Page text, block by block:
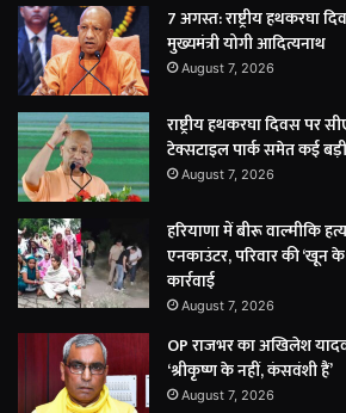
7 अगस्त: राष्ट्रीय हथकरघा
मुख्यमंत्री योगी आदित्यनाथ
August 7, 2026
राष्ट्रीय हथकरघा दिवस पर
टेक्सटाइल पार्क समेत कई
August 7, 2026
हरियाणा में बीरू वाल्मीकि
एनकाउंटर, परिवार की ‘खून
कार्रवाई
August 7, 2026
OP राजभर का अखिलेश
‘श्रीकृष्ण के नहीं, कंसवंशी हैं’
August 7, 2026